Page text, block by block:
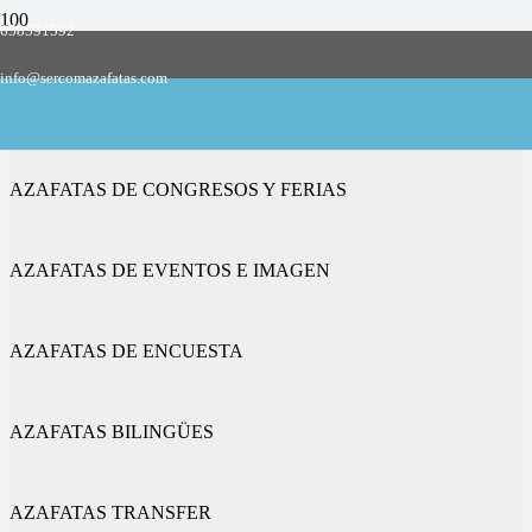
658591592
info@sercomazafatas.com
AZAFATAS DE CONGRESOS Y FERIAS
AZAFATAS DE EVENTOS E IMAGEN
AZAFATAS DE ENCUESTA
AZAFATAS BILINGÜES
AZAFATAS TRANSFER